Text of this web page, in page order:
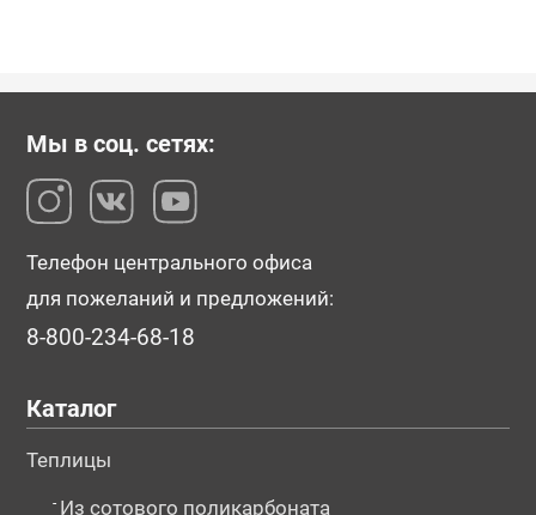
Мы в соц. сетях:
Телефон центрального офиса
для пожеланий и предложений:
8-800-234-68-18
Каталог
Теплицы
- Из сотового поликарбоната